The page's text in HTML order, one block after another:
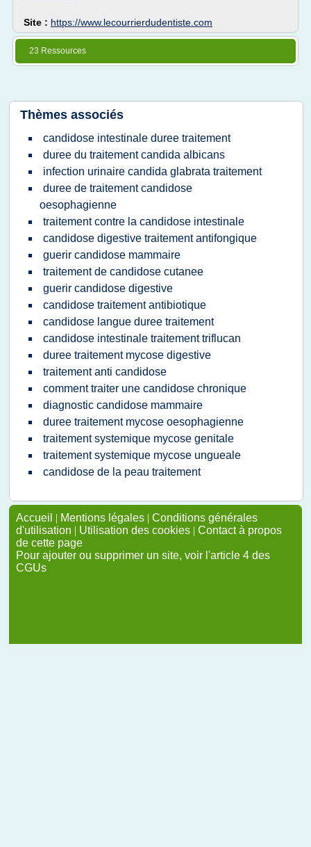
Site : https://www.lecourrierdudentiste.com
23 Ressources
Thèmes associés
candidose intestinale duree traitement
duree du traitement candida albicans
infection urinaire candida glabrata traitement
duree de traitement candidose
oesophagienne
traitement contre la candidose intestinale
candidose digestive traitement antifongique
guerir candidose mammaire
traitement de candidose cutanee
guerir candidose digestive
candidose traitement antibiotique
candidose langue duree traitement
candidose intestinale traitement triflucan
duree traitement mycose digestive
traitement anti candidose
comment traiter une candidose chronique
diagnostic candidose mammaire
duree traitement mycose oesophagienne
traitement systemique mycose genitale
traitement systemique mycose ungueale
candidose de la peau traitement
Accueil | Mentions légales | Conditions générales
d'utilisation | Utilisation des cookies | Contact à propos
de cette page
Pour ajouter ou supprimer un site, voir l'article 4 des
CGUs